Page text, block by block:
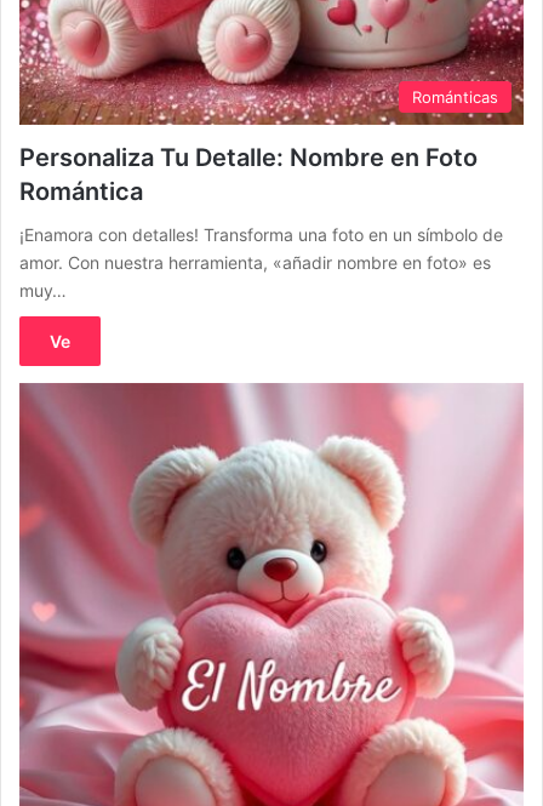
Románticas
Personaliza Tu Detalle: Nombre en Foto
Romántica
¡Enamora con detalles! Transforma una foto en un símbolo de
amor. Con nuestra herramienta, «añadir nombre en foto» es
muy…
Ve